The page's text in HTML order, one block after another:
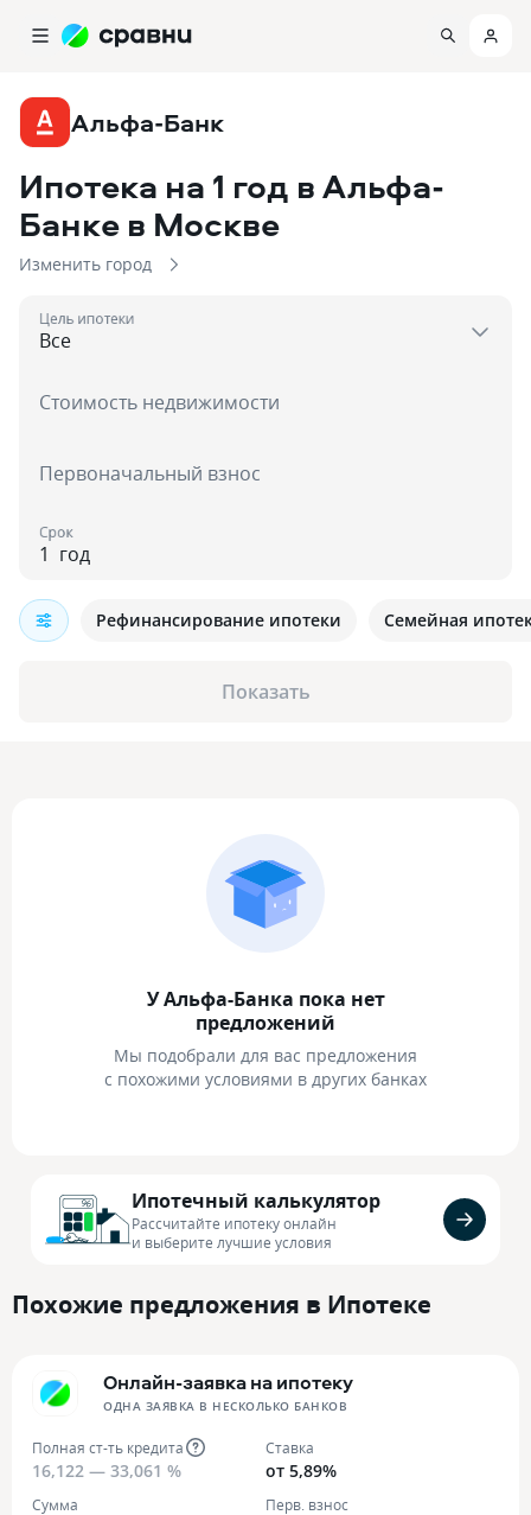
Альфа-Банк
Ипотека на 1 год в Альфа-
Банке в Москве
Изменить город
Цель ипотеки
Стоимость недвижимости
Первоначальный взнос
год
Срок
Показать
Рефинансирование ипотеки Семейная
У Альфа-Банка пока нет
предложений
Мы подобрали для вас предложения
с похожими условиями в других банках
Ипотечный калькулятор
Рассчитайте ипотеку онлайн
и выберите лучшие условия
Похожие предложения в Ипотеке
Онлайн-заявка на ипотеку
ОДНА ЗАЯВКА В НЕСКОЛЬКО БАНКОВ
Полная ст-ть кредита
16,122 — 33,061 %
Ставка
от 5,89%
Сумма Перв. взнос